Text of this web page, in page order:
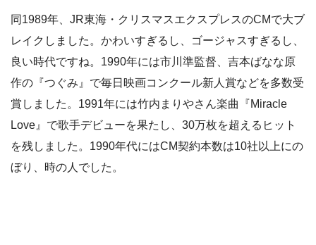
同1989年、JR東海・クリスマスエクスプレスのCMで大ブ
レイクしました。かわいすぎるし、ゴージャスすぎるし、
良い時代ですね。1990年には市川準監督、吉本ばなな原
作の『つぐみ』で毎日映画コンクール新人賞などを多数受
賞しました。1991年には竹内まりやさん楽曲『Miracle
Love』で歌手デビューを果たし、30万枚を超えるヒット
を残しました。1990年代にはCM契約本数は10社以上にの
ぼり、時の人でした。